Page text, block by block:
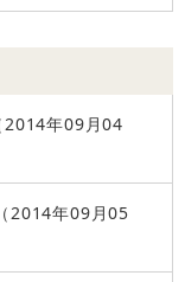
2014年09月04
2014年09月05